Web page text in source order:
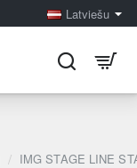
Latviešu
IMG STAGE LINE